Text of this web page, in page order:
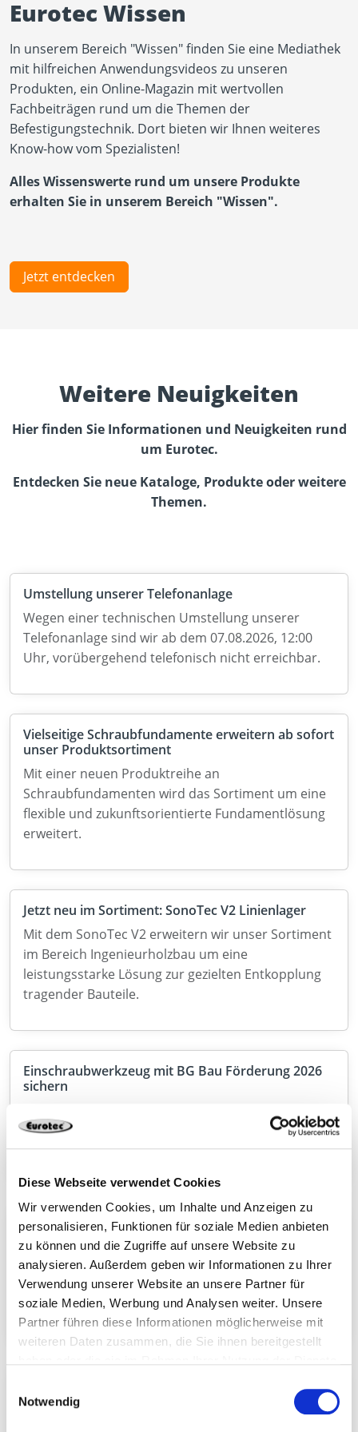
Diese Webseite verwendet Cookies
Wir verwenden Cookies, um Inhalte und Anzeigen zu
personalisieren, Funktionen für soziale Medien anbieten
zu können und die Zugriffe auf unsere Website zu
analysieren. Außerdem geben wir Informationen zu Ihrer
Verwendung unserer Website an unsere Partner für
soziale Medien, Werbung und Analysen weiter. Unsere
Partner führen diese Informationen möglicherweise mit
weiteren Daten zusammen, die Sie ihnen bereitgestellt
Notwendig
Eurotec Wissen
In unserem Bereich "Wissen" finden Sie eine Mediathek
mit hilfreichen Anwendungsvideos zu unseren
Produkten, ein Online-Magazin mit wertvollen
Fachbeiträgen rund um die Themen der
Befestigungstechnik. Dort bieten wir Ihnen weiteres
Know-how vom Spezialisten!
Alles Wissenswerte rund um unsere Produkte
erhalten Sie in unserem Bereich "Wissen".
Jetzt entdecken
Weitere Neuigkeiten
Hier finden Sie Informationen und Neuigkeiten rund
um Eurotec.
Entdecken Sie neue Kataloge, Produkte oder weitere
Themen.
Umstellung unserer Telefonanlage
Wegen einer technischen Umstellung unserer
Telefonanlage sind wir ab dem 07.08.2026, 12:00
Uhr, vorübergehend telefonisch nicht erreichbar.
Vielseitige Schraubfundamente erweitern ab sofort
unser Produktsortiment
Mit einer neuen Produktreihe an
Schraubfundamenten wird das Sortiment um eine
flexible und zukunftsorientierte Fundamentlösung
erweitert.
Jetzt neu im Sortiment: SonoTec V2 Linienlager
Mit dem SonoTec V2 erweitern wir unser Sortiment
im Bereich Ingenieurholzbau um eine
leistungsstarke Lösung zur gezielten Entkopplung
tragender Bauteile.
Einschraubwerkzeug mit BG Bau Förderung 2026
sichern
Einschraubhilfen für den Holzbau mit 50 % der
Kosten. Jetzt den Zuschuss sichern!
Connecto – leistungsstarker Holzverbinder mit ETA
Mit dem Connecto erweitern wir unser Sortiment
um ein leistungsfähiges Verbindungsmittel für
anspruchsvolle Anwendungen im konstruktiven
Holzbau.
Massivholzbau